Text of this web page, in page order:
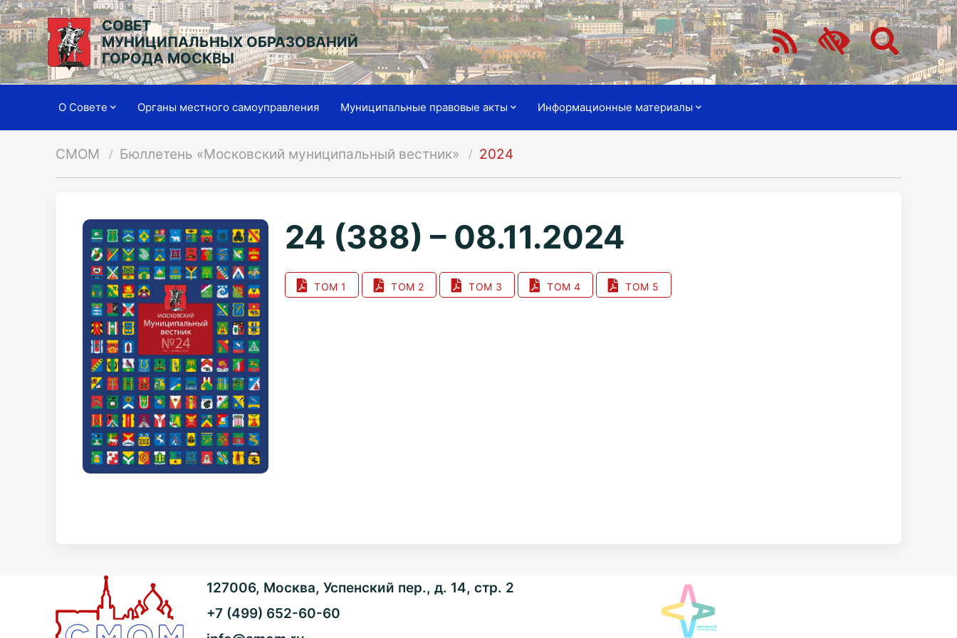
СОВЕТ
МУНИЦИПАЛЬНЫХ ОБРАЗОВАНИЙ
ГОРОДА МОСКВЫ
О Совете Органы местного самоуправления Муниципальные правовые акты Информационные материалы
СМОМ Бюллетень «Московский муниципальный вестник» 2024
24 (388) – 08.11.2024
ТОМ 1 ТОМ 2 ТОМ 3 ТОМ 4 ТОМ 5
127006, Москва, Успенский пер., д. 14, стр. 2
+7 (499) 652-60-60